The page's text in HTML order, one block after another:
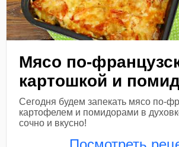
Мясо по-
картошкой и
Сегодня будем запекать мясо по-
картофелем и помидорами в
сочно и вкусно!